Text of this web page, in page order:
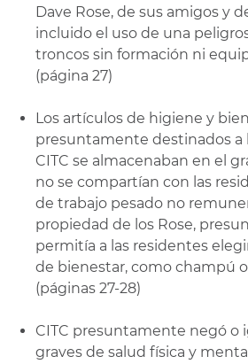
Dave Rose, de sus amigos y
incluido el uso de una
troncos sin formación ni
(página 27)
Los artículos de higiene y
presuntamente destinados a
CITC se almacenaban en el
no se compartían con las
de trabajo pesado no
propiedad de los Rose,
permitía a las residentes
de bienestar, como champú
(páginas 27-28)
CITC presuntamente negó o
graves de salud física y